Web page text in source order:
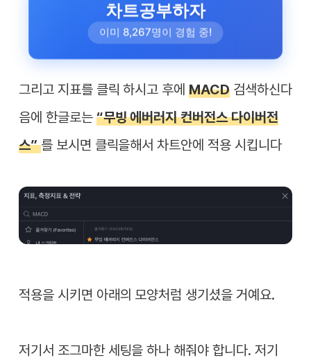
차트공부하자
이미 8,267명이 경험 중!
그리고 지표를 클릭 하시고 후에MACD검색하신다
음에 한글로는 “무빙 에버러지 컨버전스 다이버전
스”를 보시면 클릭을해서 차트안에 적용 시킵니다
적용을 시키면 아래의 모양처럼 생기셨을 거예요.
저기서 조그마한 세팅을 하나 해줘야 합니다. 저기